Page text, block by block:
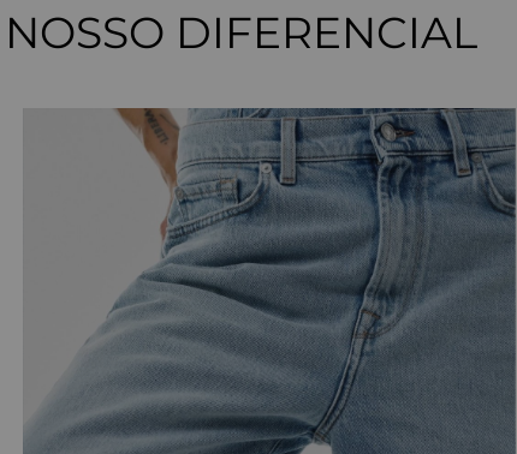
NOSSO DIFERENCIAL